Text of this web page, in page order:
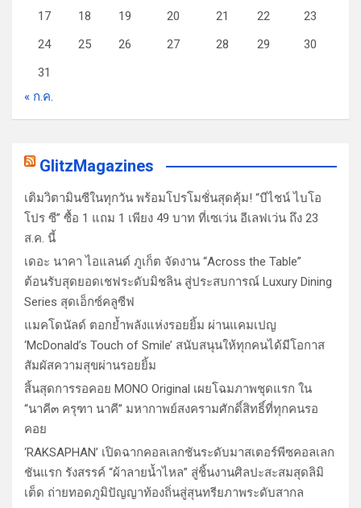
17
18 19 20 21 22
23
24
25 26 27 28 29
30
31
« ก.ค.
GlitzMagazines
เติมวิตามินซีในทุกวัน พร้อมโปรโมชั่นสุดคุ้ม! “บีไชน์ ไบโอ
โปร ซี” ซื้อ 1 แถม 1 เพียง 49 บาท ที่เซเว่น อีเลฟเว่น ถึง 23
ส.ค. นี้
เดอะ นาคา ไอแลนด์ ภูเก็ต จัดงาน “Across the Table”
ต้อนรับสุดยอดเชฟระดับมิชลิน สู่ประสบการณ์ Luxury Dining
Series สุดเอ็กซ์คลูซีฟ
แมคโดนัลด์ ตอกย้ำพลังแห่งรอยยิ้ม ผ่านแคมเปญ
‘McDonald’s Touch of Smile’ สนับสนุนให้ทุกคนได้มีโอกาส
สัมผัสความสุขผ่านรอยยิ้ม
สิ้นสุดการรอคอย MONO Original เผยโฉมภาพชุดแรก ใน
“นาคี๓ ครุฑา นาคี” มหากาพย์สงครามศักดิ์สิทธิ์ที่ทุกคนรอ
คอย
‘RAKSAPHAN’ เปิดฉากคอลเลกชันระดับมาสเตอร์พีซคอลเลก
ชันแรก รังสรรค์ “ผ้าลายน้ำไหล” สู่ชิ้นงานศิลปะสะสมสุดลิมิ
เต็ด ถ่ายทอดภูมิปัญญาท้องถิ่นสู่สุนทรียภาพระดับสากล